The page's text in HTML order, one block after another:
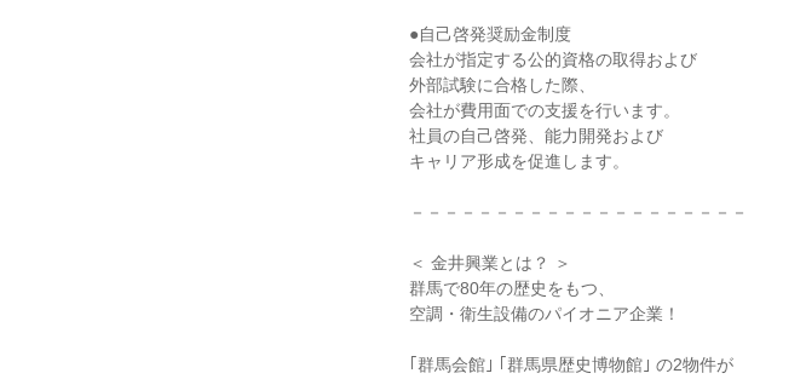
●自己啓発奨励金制度
会社が指定する公的資格の取得および
外部試験に合格した際、
会社が費用面での支援を行います。
社員の自己啓発、能力開発および
キャリア形成を促進します。
－－－－－－－－－－－－－－－－－－－－
＜ 金井興業とは？ ＞
群馬で80年の歴史をもつ、
空調・衛生設備のパイオニア企業！
｢群馬会館｣ ｢群馬県歴史博物館｣ の2物件が